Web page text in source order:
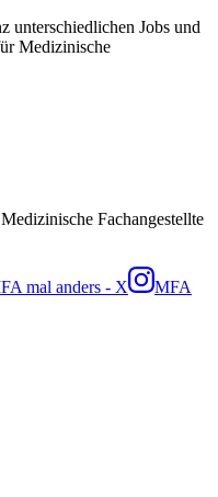
unterschiedlichen Jobs und
Medizinische
Fachangestellte
mal anders - X
MFA